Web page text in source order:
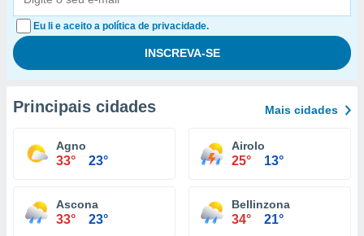
Eu li e aceito a política de privacidade.
Principais cidades Mais cidades
Agno
33° 23°
Airolo
25° 13°
Ascona
33° 23°
Bellinzona
34° 21°